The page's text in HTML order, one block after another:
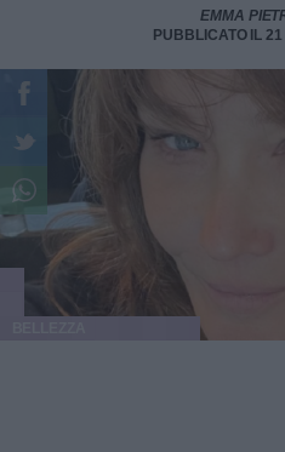
EMMA
PUBBLICATO IL